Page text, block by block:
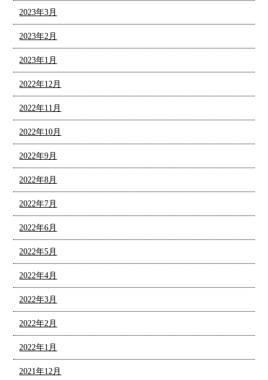
2023年3月
2023年2月
2023年1月
2022年12月
2022年11月
2022年10月
2022年9月
2022年8月
2022年7月
2022年6月
2022年5月
2022年4月
2022年3月
2022年2月
2022年1月
2021年12月